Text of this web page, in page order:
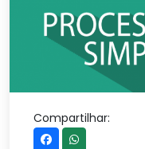
Compartilhar: